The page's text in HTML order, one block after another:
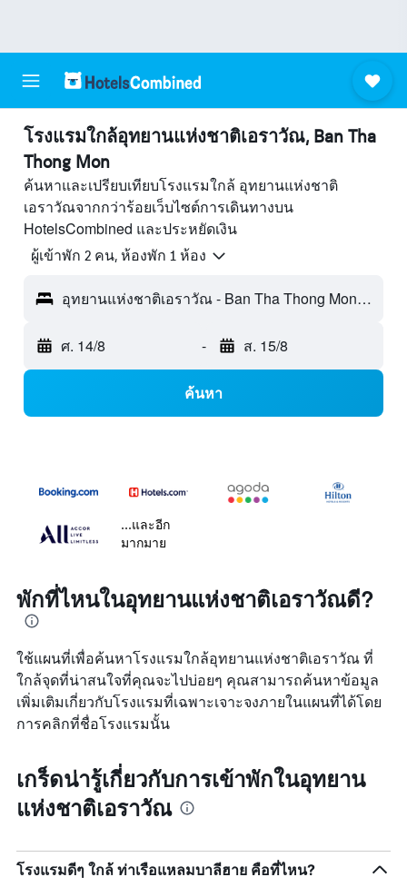
โรงแรมใกล้อุทยานแห่งชาติเอราวัณ, Ban Tha
Thong Mon
ค้นหาและเปรียบเทียบโรงแรมใกล้ อุทยานแห่งชาติ
เอราวัณจากกว่าร้อยเว็บไซต์การเดินทางบน
HotelsCombined และประหยัดเงิน
ผู้เข้าพัก 2 คน, ห้องพัก 1 ห้อง
อุทยานแห่งชาติเอราวัณ - Ban Tha Thong Mon, ประเทศไทย
ศ. 14/8 - ส. 15/8
ค้นหา
...และอีก
มากมาย
พักที่ไหนในอุทยานแห่งชาติเอราวัณดี?
ใช้แผนที่เพื่อค้นหาโรงแรมใกล้อุทยานแห่งชาติเอราวัณ ที่
ใกล้จุดที่น่าสนใจที่คุณจะไปบ่อยๆ คุณสามารถค้นหาข้อมูล
เพิ่มเติมเกี่ยวกับโรงแรมที่เฉพาะเจาะจงภายในแผนที่ได้โดย
การคลิกที่ชื่อโรงแรมนั้น
เกร็ดน่ารู้เกี่ยวกับการเข้าพักในอุทยาน
แห่งชาติเอราวัณ
โรงแรมดีๆ ใกล้ ท่าเรือแหลมบาลีฮาย คือที่ไหน?